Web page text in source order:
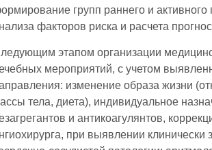
групп раннего и
факторов риска и расчета
этапом организации
мероприятий, с учетом
изменение образа жизни
тела, диета), индивидуальное
и антикоагулянтов,
при выявлении клинически